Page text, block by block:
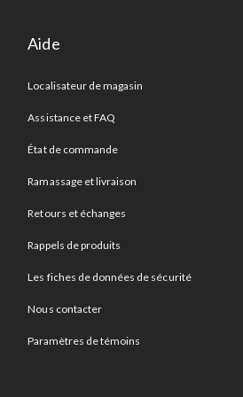
Aide
Localisateur de magasin
Assistance et FAQ
État de commande
Ramassage et livraison
Retours et échanges
Rappels de produits
Les fiches de données de sécurité
Nous contacter
Paramètres de témoins